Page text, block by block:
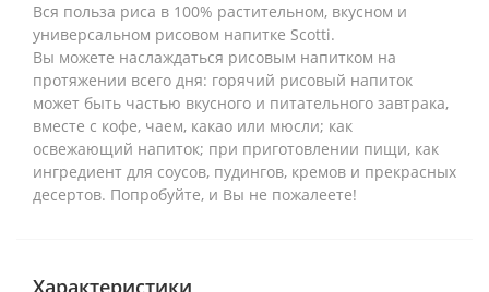
Вся польза риса в 100% растительном, вкусном и
универсальном рисовом напитке Scotti.
Вы можете наслаждаться рисовым напитком на
протяжении всего дня: горячий рисовый напиток
может быть частью вкусного и питательного завтрака,
вместе с кофе, чаем, какао или мюсли; как
освежающий напиток; при приготовлении пищи, как
ингредиент для соусов, пудингов, кремов и прекрасных
десертов. Попробуйте, и Вы не пожалеете!